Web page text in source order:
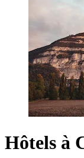
Hôtels à